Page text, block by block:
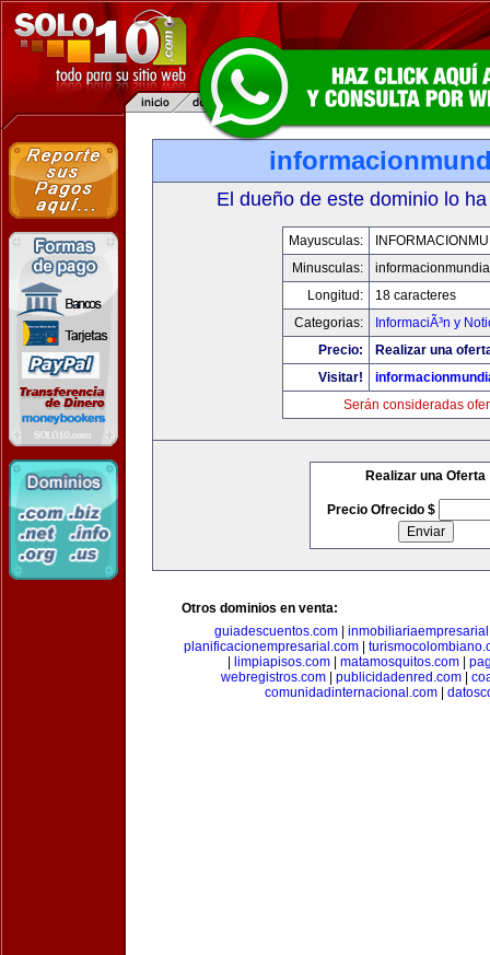
El dueño de este dominio lo
Mayusculas:
Minusculas:
Longitud:
18 caracteres
Categorias:
InformaciÃ³n y
Precio:
Realizar una
Visitar!
Serán consideradas
Realizar una Oferta
Precio Ofrecido $
Otros dominios en venta:
guiadescuentos.com
planificacionempresarial.com
limpiapisos.com| matamosquitos.com|
webregistros.com| publicidadenred.com|
comunidadinternacional.com|